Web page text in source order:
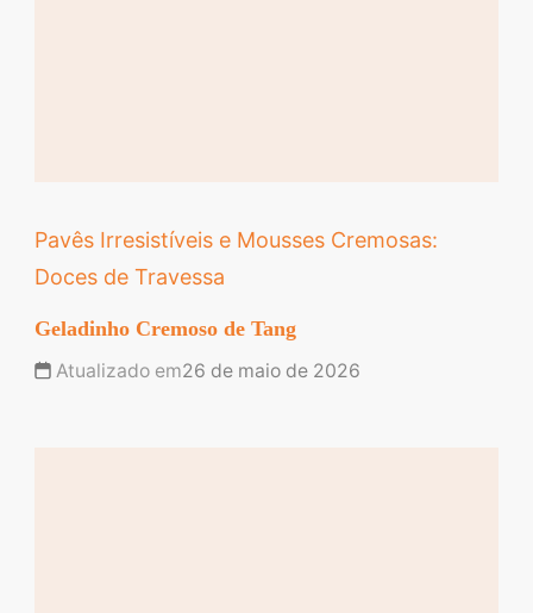
Pavês Irresistíveis e Mousses Cremosas:
Doces de Travessa
Geladinho Cremoso de Tang
Atualizado em26 de maio de 2026